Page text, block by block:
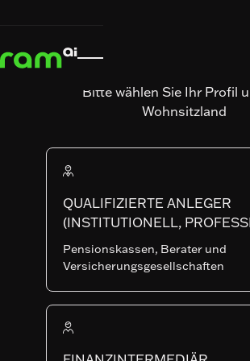
Bitte wählen Sie Ihr Profil
Wohnsitzland
QUALIFIZIERTE ANLEGER
(INSTITUTIONELL,
Pensionskassen, Berater und
Versicherungsgesellschaften
in Zürich
– Von der
Forschung
zur
unsere
neuesten